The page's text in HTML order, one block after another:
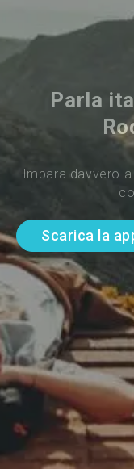
Parla
Impara davvero
Scarica la